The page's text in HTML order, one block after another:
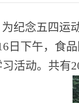
为纪念五四运
日下午，食
活动。 共有